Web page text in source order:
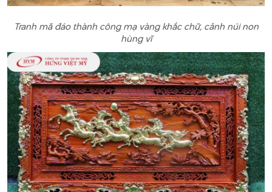
Tranh mã đáo thành công mạ vàng khắc chữ, cảnh núi non
hùng vĩ